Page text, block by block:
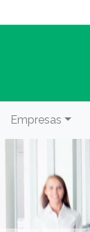
Empresas